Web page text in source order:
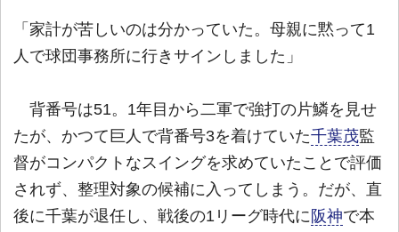
「家計が苦しいのは分かっていた。母親に黙って1
人で球団事務所に行きサインしました」
背番号は51。1年目から二軍で強打の片鱗を見せ
たが、かつて巨人で背番号3を着けていた千葉茂監
督がコンパクトなスイングを求めていたことで評価
されず、整理対象の候補に入ってしまう。だが、直
後に千葉が退任し、戦後の1リーグ時代に阪神で本